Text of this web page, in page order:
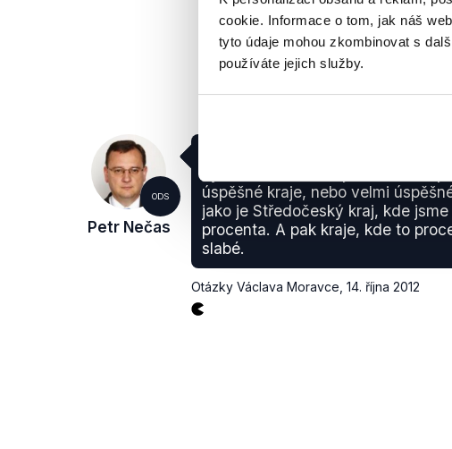
cookie. Informace o tom, jak náš
tyto údaje mohou zkombinovat s
používáte jejich služby.
ODS
Petr Nečas
(..) jsou i tak velké rozdíly v těch
úspěšné kraje, nebo velmi
jako je Středočeský kraj, kde
procenta. A pak kraje, kde to
slabé.
Otázky Václava Moravce 14. října 2012